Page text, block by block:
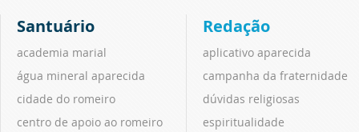
Santuário
academia marial
água mineral aparecida
cidade do romeiro
centro de apoio ao romeiro
Redação
aplicativo aparecida
campanha da fraternidade
dúvidas religiosas
espiritualidade